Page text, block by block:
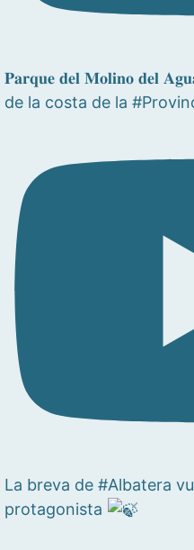
𝐏𝐚𝐫𝐪𝐮𝐞 𝐝𝐞𝐥 𝐌𝐨𝐥𝐢𝐧𝐨 𝐝𝐞𝐥
de la costa de la
La breva de #Albatera
protagonista